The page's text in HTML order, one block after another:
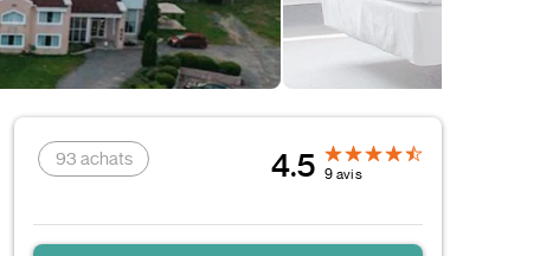
93 achats 4.5 9 avis